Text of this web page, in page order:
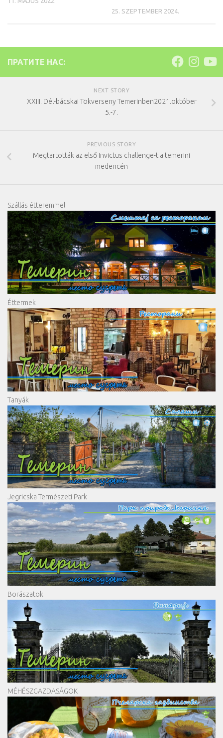
25. SZEPTEMBER 2024.
ПРАТИТЕ НАС:
NEXT STORY
XXIII. Dél-bácskai Tökverseny Temerinben2021.október
5.-7.
PREVIOUS STORY
Megtartották az első Invictus challenge-t a temerini
medencén
Szállás étteremmel
Éttermek
Tanyák
Jegricska Természeti Park
Borászatok
MÉHÉSZGAZDASÁGOK